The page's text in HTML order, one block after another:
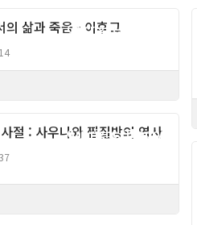
Gay right, Theory
의 삶과 죽음 - 이후고
Gay right, Theory
절 : 사우나와 찜질방의 역사